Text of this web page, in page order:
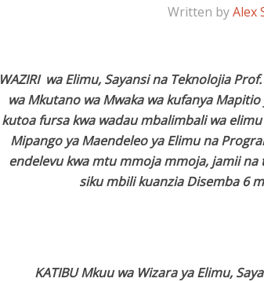
Written byAlex
WAZIRI wa Elimu, Sayansi na Teknolojia
wa Mkutano wa Mwaka wa kufanya
kutoa fursa kwa wadau mbalimbali wa
Mipango ya Maendeleo ya Elimu na
endelevu kwa mtu mmoja mmoja, jamii na
siku mbili kuanzia Disemba 6
KATIBU Mkuu wa Wizara ya Elimu,